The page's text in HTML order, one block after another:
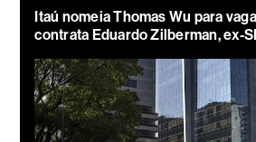
Itaú nomeia Thomas Wu para
contrata Eduardo Zilberman, ex-